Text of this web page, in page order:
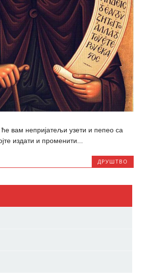
вам непријатељи узети и пепео са
издати и променити...
ДРУШТВО